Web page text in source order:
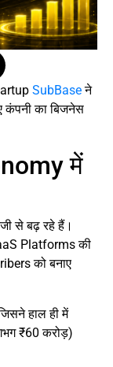
SubBaseने
कंपनी का बिजनेस
में
से बढ़ रहे हैं।
Platforms की
को बनाए
हाल ही में
₹60 करोड़)